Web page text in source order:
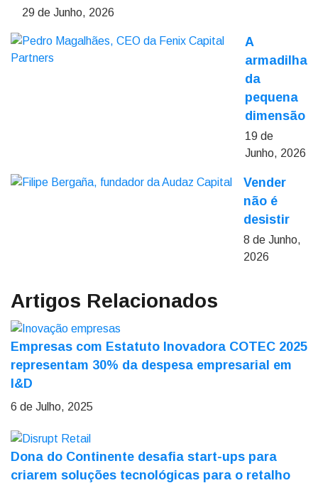
29 de Junho, 2026
A
armadilha
da
pequena
dimensão
19 de
Junho, 2026
Vender
não é
desistir
8 de Junho,
2026
Artigos Relacionados
Empresas com Estatuto Inovadora COTEC 2025
representam 30% da despesa empresarial em
I&D
6 de Julho, 2025
Dona do Continente desafia start-ups para
criarem soluções tecnológicas para o retalho